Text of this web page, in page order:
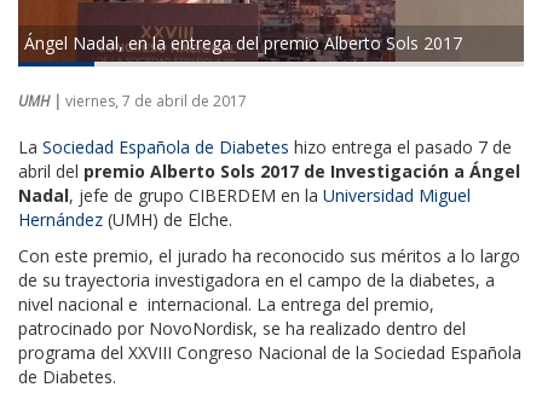
Ángel Nadal, en la entrega del premio Alberto Sols 2017
UMH | viernes, 7 de abril de 2017
La Sociedad Española de Diabetes hizo entrega el pasado 7 de
abril del premio Alberto Sols 2017 de Investigación a Ángel
Nadal, jefe de grupo CIBERDEM en la Universidad Miguel
Hernández (UMH) de Elche.
Con este premio, el jurado ha reconocido sus méritos a lo largo
de su trayectoria investigadora en el campo de la diabetes, a
nivel nacional e internacional. La entrega del premio,
patrocinado por NovoNordisk, se ha realizado dentro del
programa del XXVIII Congreso Nacional de la Sociedad Española
de Diabetes.